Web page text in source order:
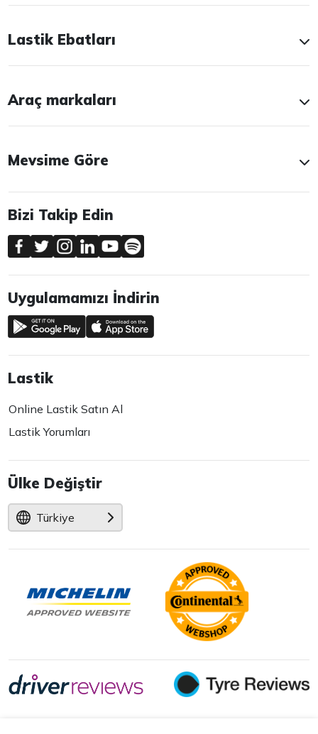
Lastik Ebatları
Araç markaları
Mevsime Göre
Bizi Takip Edin
Uygulamamızı İndirin
Lastik
Online Lastik Satın Al
Lastik Yorumları
Ülke Değiştir
Türkiye